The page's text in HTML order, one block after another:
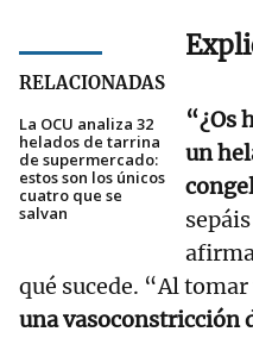
RELACIONADAS
La OCU analiza 32
helados de tarrina
de supermercado:
estos son los únicos
cuatro que se
salvan
“¿Os
un
qué sucede. “Al
una vasoconstricción